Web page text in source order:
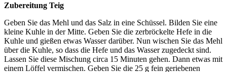
Zubereitung Teig
Geben Sie das Mehl und das Salz in eine Schüssel. Bilden Sie eine
kleine Kuhle in der Mitte. Geben Sie die zerbröckelte Hefe in die
Kuhle und gießen etwas Wasser darüber. Nun wischen Sie das Mehl
über die Kuhle, so dass die Hefe und das Wasser zugedeckt sind.
Lassen Sie diese Mischung circa 15 Minuten gehen. Dann etwas mit
einem Löffel vermischen. Geben Sie die 25 g fein geriebenen